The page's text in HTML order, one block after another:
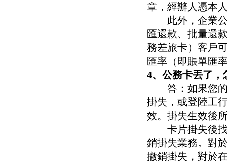
章，經辦人憑本
此外，企業公
匯還款、批量還
務差旅卡）客戶
匯率（即賬單匯
4、公務卡丟了，
答：如果您的
掛失，或登陸工
效。掛失生效後
卡片掛失後找
銷掛失業務。對
撤銷掛失，對於